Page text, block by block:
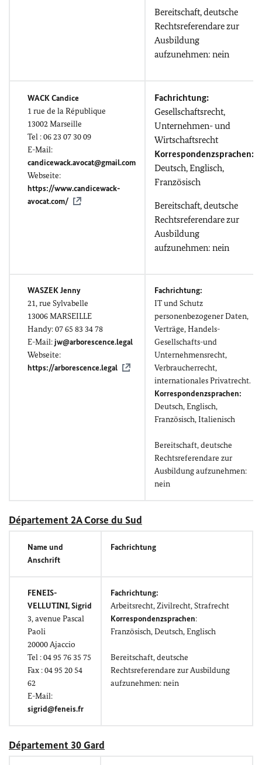
Bereitschaft, deutsche
Rechtsreferendare zur
Ausbildung
aufzunehmen: nein
WACK Candice
1rue de la République
13002 Marseille
Tel : 06 23 07 30 09
E-Mail:
candicewack.avocat@gmail.com
Webseite:
https://www.candicewack-
avocat.com/
Fachrichtung:
Gesellschaftsrecht,
Unternehmen- und
Wirtschaftsrecht
Korrespondenzsprachen:
Deutsch, Englisch,
Französisch
Bereitschaft, deutsche
Rechtsreferendare zur
Ausbildung
aufzunehmen: nein
WASZEKJenny
21,rue Sylvabelle
13006 MARSEILLE
Handy: 07 65 83 34 78
E-Mail:jw@arborescence.legal
Webseite:
https://arborescence.legal
Fachrichtung:
IT und Schutz
personenbezogener Daten,
Verträge, Handels-
Gesellschafts-und
Unternehmensrecht,
Verbraucherrecht,
internationales Privatrecht.
Korrespondenzsprachen:
Deutsch, Englisch,
Französisch, Italienisch
Bereitschaft, deutsche
Rechtsreferendare zur
Ausbildung aufzunehmen:
nein
Département 2A Corse du Sud
Name und
Anschrift
Fachrichtung
FENEIS-
VELLUTINI,Sigrid
3,avenue Pascal
Paoli
20000Ajaccio
Tel : 04 95 76 35 75
Fax : 04 95 20 54
62
E-Mail:
sigrid@feneis.fr
Fachrichtung:
Arbeitsrecht, Zivilrecht, Strafrecht
Korrespondenzsprachen:
Französisch, Deutsch, Englisch
Bereitschaft, deutsche
Rechtsreferendare zur Ausbildung
aufzunehmen: nein
Département 30 Gard